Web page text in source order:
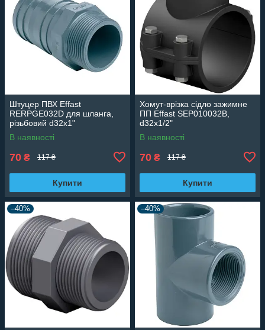
Штуцер ПВХ Effast
RERPGE032D для шланга,
різьбовий d32х1"
В наявності
70 ₴ 117 ₴
Купити
Хомут-врізка сідло зажимне
ПП Effast SEP010032B,
d32x1/2"
В наявності
70 ₴ 117 ₴
Купити
–40% –40%